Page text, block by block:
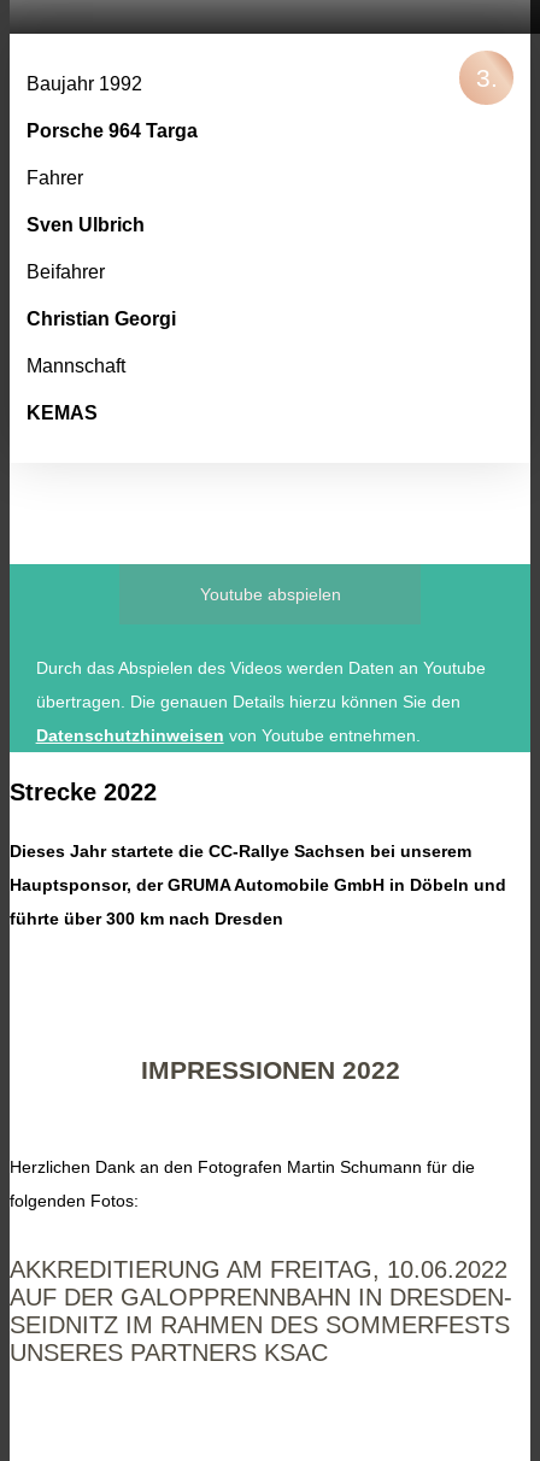
Baujahr 1992
Porsche 964 Targa
Fahrer
Sven Ulbrich
Beifahrer
Christian Georgi
Mannschaft
KEMAS
Youtube abspielen
Durch das Abspielen des Videos werden Daten an Youtube
übertragen. Die genauen Details hierzu können Sie den
Datenschutzhinweisen von Youtube entnehmen.
Strecke 2022
Dieses Jahr startete die CC-Rallye Sachsen bei unserem
Hauptsponsor, der GRUMA Automobile GmbH in Döbeln und
führte über 300 km nach Dresden
IMPRESSIONEN 2022
Herzlichen Dank an den Fotografen Martin Schumann für die
folgenden Fotos:
AKKREDITIERUNG AM FREITAG, 10.06.2022
AUF DER GALOPPRENNBAHN IN DRESDEN-
SEIDNITZ IM RAHMEN DES SOMMERFESTS
UNSERES PARTNERS KSAC